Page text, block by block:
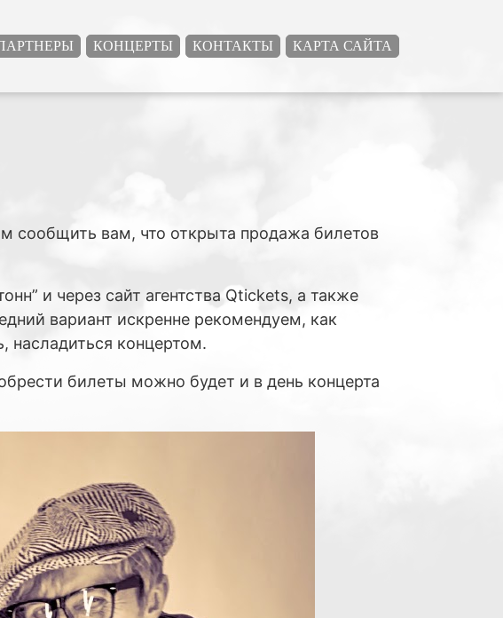
КОНЦЕРТЫ КОНТАКТЫ КАРТА САЙТА
сообщить вам, что открыта продажа билетов
и через сайт агентства Qtickets, а также
вариант искренне рекомендуем, как
насладиться концертом.
билеты можно будет и в день концерта